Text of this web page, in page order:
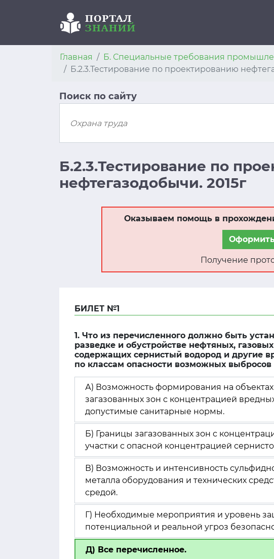
Главная
Б. Специальные требования
Б.2.3.Тестирование по проектированию
Поиск по сайту
Б.2.3.Тестирование по
нефтегазодобычи. 2015г
Оказываем помощь в
Получение
БИЛЕТ №1
1. Что из перечисленного должно быть
разведке и обустройстве нефтяных,
содержащих сернистый водород и другие
по классам опасности возможных
А) Возможность формирования на
загазованных зон с концентрацией
допустимые санитарные нормы.
Б) Границы загазованных зон с
участки с опасной концентрацией
В) Возможность и интенсивность
металла оборудования и технических
средой.
Г) Необходимые мероприятия и уровень
потенциальной и реальной угроз
Д) Все перечисленное.